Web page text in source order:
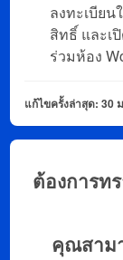
ลงทะเบีย
สิทธิ์ และเ
ร่วมห้อง
แก้ไขครั้งล่าสุด: 30
ต้องการท
คุณสาม